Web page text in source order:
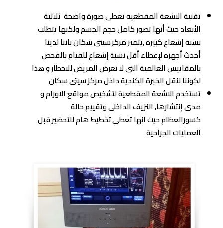
تقنية الاشعة المقطعية تعطى صورة واضحة ثلاثية
الأبعاد حيث أنها تصور كامل حجم الجسم ولكنها تتطلب
نسبة إشعاع كبيره ,يتميز مركز سيتى سكان باننا لدينا
أحدث أجهزه لإعطاء أقل نسبة إشعاع للقيام بالفحص
بالمقاييس العالمية التى لا تعرض المريض للاخطار و هذا
لكوننا ننقل الخبرة الكندية داخل مركز سيتى سكان
تستخدم الاشعة المقطعية لتشخيص مواقع الاورام و
مدى إنتشارها, النزيف الداخلى وتقييم حالة
كسورالعظام حيث انها تعطى تخطيط هام للتحضير قبل
العمليات الجراحية